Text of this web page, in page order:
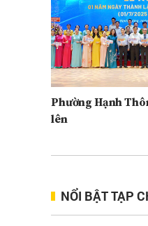
Phường Hạnh
lên
NỔI BẬT TẠP